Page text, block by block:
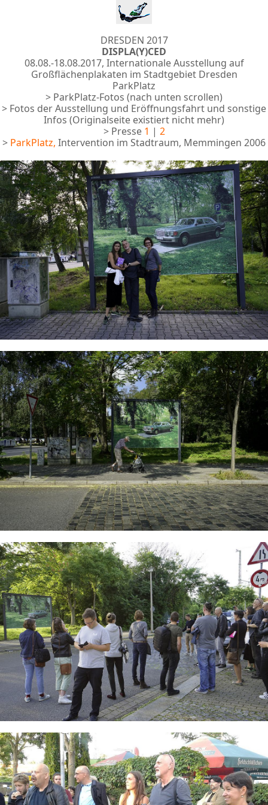
DRESDEN 2017
DISPLA(Y)CED
08.08.-18.08.2017, Internationale Ausstellung auf
Großflächenplakaten im Stadtgebiet Dresden
ParkPlatz
> ParkPlatz-Fotos (nach unten scrollen)
> Fotos der Ausstellung und Eröffnungsfahrt und sonstige
Infos (Originalseite existiert nicht mehr)
> Presse 1 | 2
> ParkPlatz, Intervention im Stadtraum, Memmingen 2006